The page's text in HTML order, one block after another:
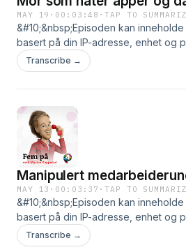
MAY 19 · 00:03:48 ·TAP TO
&#10;&nbsp;Episoden kan inneholde
basert på din IP-adresse, enhet og
smartpod.no/personvern for
deling av data.
Transcribe →
Manipulert
MAY 13 · 00:03:37 ·TAP TO
&#10;&nbsp;Episoden kan inneholde
basert på din IP-adresse, enhet og
smartpod.no/personvern for
deling av data.
Transcribe →